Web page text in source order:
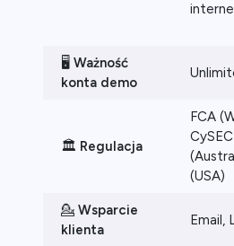
🖥️ Ważność
konta demo
🏛️ Regulacja
FCA
(USA)
💁 Wsparcie
klienta
Email,